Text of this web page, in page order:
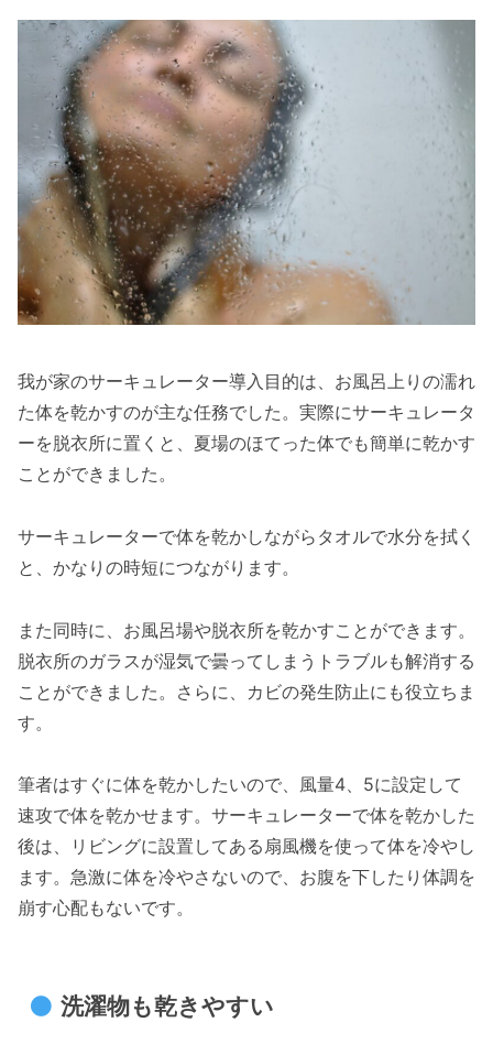
我が家のサーキュレーター導入目的は、お風呂上りの濡れ
た体を乾かすのが主な任務でした。実際にサーキュレータ
ーを脱衣所に置くと、夏場のほてった体でも簡単に乾かす
ことができました。
サーキュレーターで体を乾かしながらタオルで水分を拭く
と、かなりの時短につながります。
また同時に、お風呂場や脱衣所を乾かすことができます。
脱衣所のガラスが湿気で曇ってしまうトラブルも解消する
ことができました。さらに、カビの発生防止にも役立ちま
す。
筆者はすぐに体を乾かしたいので、風量4、5に設定して
速攻で体を乾かせます。サーキュレーターで体を乾かした
後は、リビングに設置してある扇風機を使って体を冷やし
ます。急激に体を冷やさないので、お腹を下したり体調を
崩す心配もないです。
洗濯物も乾きやすい